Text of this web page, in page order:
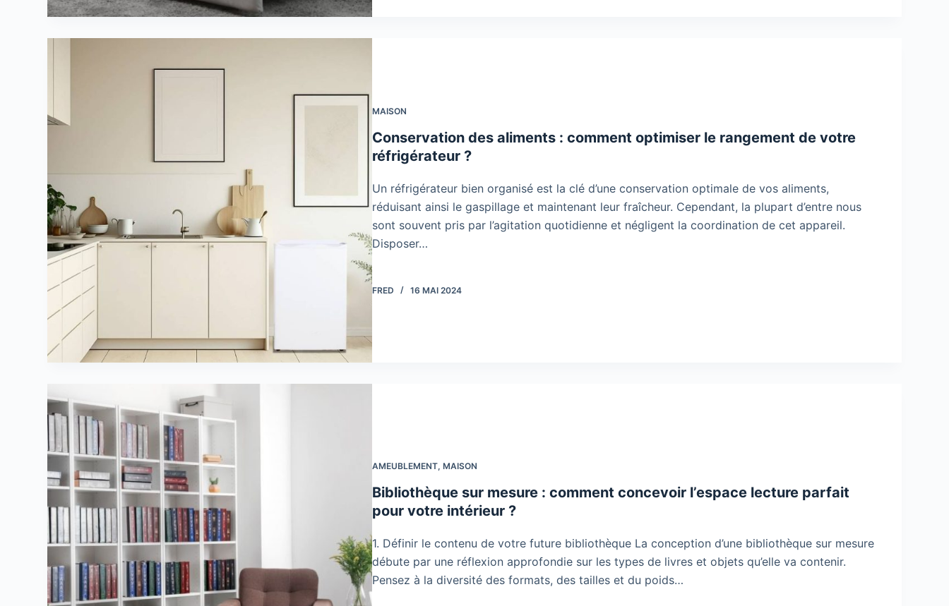
MAISON
Conservation des aliments : comment optimiser le rangement de votre
réfrigérateur ?
Un réfrigérateur bien organisé est la clé d’une conservation optimale de vos aliments,
réduisant ainsi le gaspillage et maintenant leur fraîcheur. Cependant, la plupart d’entre nous
sont souvent pris par l’agitation quotidienne et négligent la coordination de cet appareil.
Disposer…
FRED 16 MAI 2024
AMEUBLEMENT,MAISON
Bibliothèque sur mesure : comment concevoir l’espace lecture parfait
pour votre intérieur ?
1. Définir le contenu de votre future bibliothèque La conception d’une bibliothèque sur mesure
débute par une réflexion approfondie sur les types de livres et objets qu’elle va contenir.
Pensez à la diversité des formats, des tailles et du poids…